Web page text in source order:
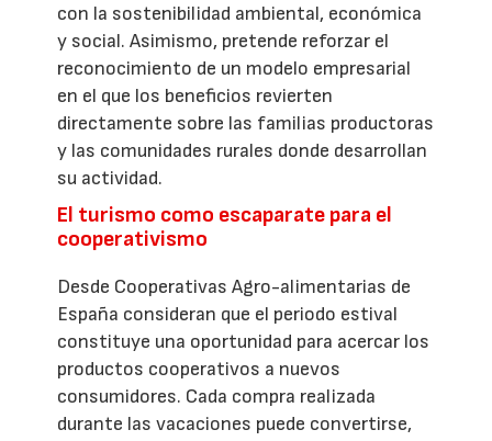
con la sostenibilidad ambiental, económica
y social. Asimismo, pretende reforzar el
reconocimiento de un modelo empresarial
en el que los beneficios revierten
directamente sobre las familias productoras
y las comunidades rurales donde desarrollan
su actividad.
El turismo como escaparate para el
cooperativismo
Desde Cooperativas Agro-alimentarias de
España consideran que el periodo estival
constituye una oportunidad para acercar los
productos cooperativos a nuevos
consumidores. Cada compra realizada
durante las vacaciones puede convertirse,